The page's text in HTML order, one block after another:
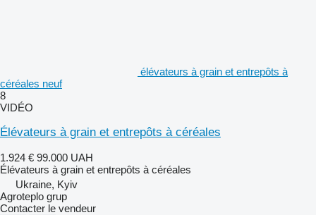
élévateurs à grain et entrepôts à
céréales neuf
8
VIDÉO
Élévateurs à grain et entrepôts à céréales
1.924 € 99.000 UAH
Élévateurs à grain et entrepôts à céréales
Ukraine, Kyiv
Agroteplo grup
Contacter le vendeur